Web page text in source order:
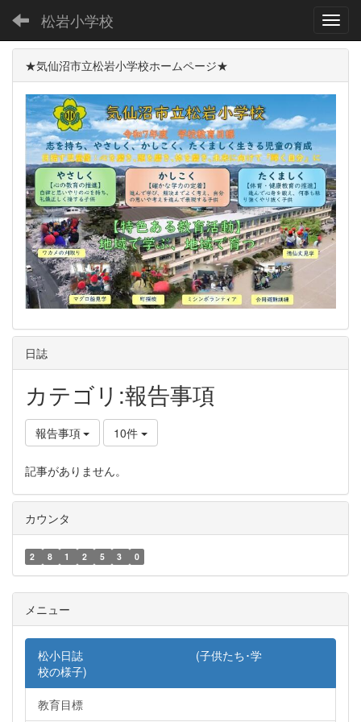
松岩小学校
★気仙沼市立松岩小学校ホームページ★
日誌
カテゴリ:報告事項
報告事項 10件
記事がありません。
カウンタ
2 8 1 2 5 3 0
メニュー
松小日誌 (子供たち･学
校の様子)
教育目標